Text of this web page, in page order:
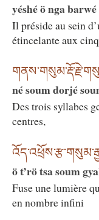
yéshé ö nga
Il préside au sein
étincelante aux
né soum dorjé
Des trois syllabes
centres,
ö t’rö tsa soum
Fuse une lumière
en nombre infini